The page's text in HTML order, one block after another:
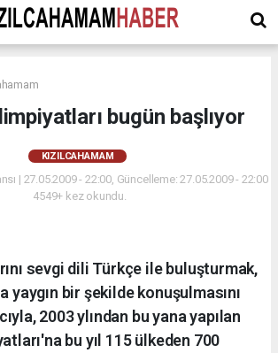
bugün başlıyor
KIZILCAHAMAM
| 27.05.2009 - 22:00, Güncelleme: 27.05.2009 - 22:00
4549+ kez okundu.
sevgi dili Türkçe ile buluşturmak,
yaygın bir şekilde konuşulmasını
2003 ylından bu yana yapılan
bu yıl 115 ülkeden 700